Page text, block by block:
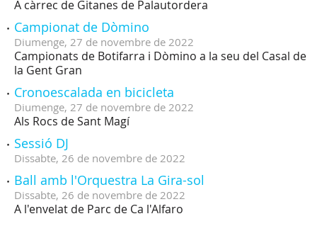
A càrrec de Gitanes de Palautordera
Campionat de Dòmino
Diumenge, 27 de novembre de 2022
Campionats de Botifarra i Dòmino a la seu del Casal de
la Gent Gran
Cronoescalada en bicicleta
Diumenge, 27 de novembre de 2022
Als Rocs de Sant Magí
Sessió DJ
Dissabte, 26 de novembre de 2022
Ball amb l'Orquestra La Gira-sol
Dissabte, 26 de novembre de 2022
A l'envelat de Parc de Ca l'Alfaro